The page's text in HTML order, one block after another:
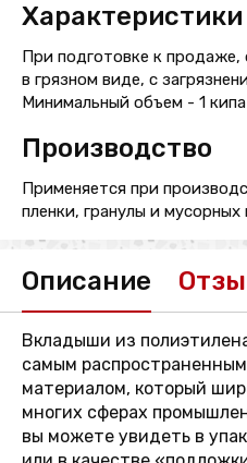
Характеристики
При подготовке к
в грязном виде, с
Минимальный объем - 1 кипа
Производство
Применяется при
пленки, гранулы и мусорных
Описание
Вкладыши из
самым
материалом, который
многих сферах
вы можете увидеть в